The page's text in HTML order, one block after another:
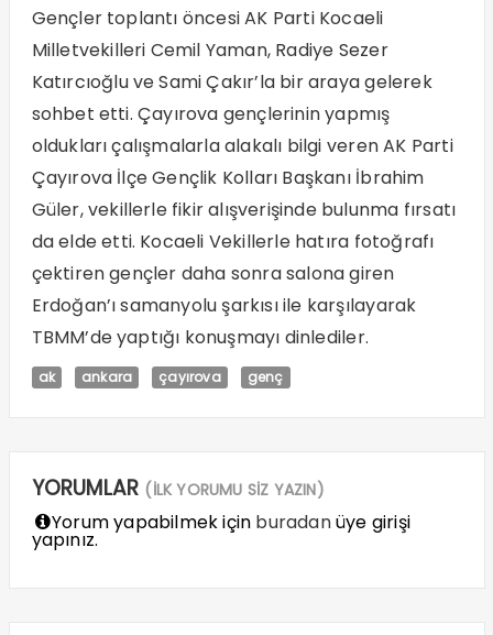
Gençler toplantı öncesi AK Parti Kocaeli
Milletvekilleri Cemil Yaman, Radiye Sezer
Katırcıoğlu ve Sami Çakır’la bir araya gelerek
sohbet etti. Çayırova gençlerinin yapmış
oldukları çalışmalarla alakalı bilgi veren AK Parti
Çayırova İlçe Gençlik Kolları Başkanı İbrahim
Güler, vekillerle fikir alışverişinde bulunma fırsatı
da elde etti. Kocaeli Vekillerle hatıra fotoğrafı
çektiren gençler daha sonra salona giren
Erdoğan’ı samanyolu şarkısı ile karşılayarak
TBMM’de yaptığı konuşmayı dinlediler.
ak ankara çayırova genç
YORUMLAR (İLK YORUMU SİZ YAZIN)
Yorum yapabilmek için buradanüye girişi
yapınız.